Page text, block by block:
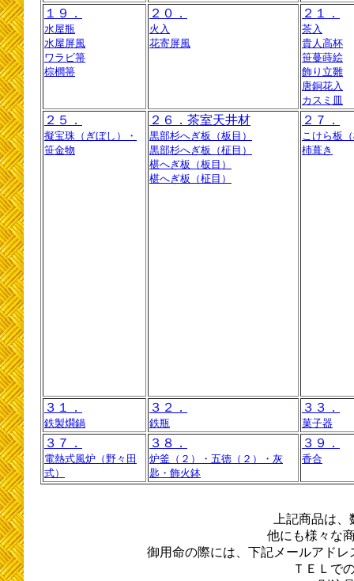
１９．
水屋瓶
水屋屏風
ワラビ箒
棕櫚箒
２０．
火入
花寄屏風
２１．
茶入
貴人高杯
笹蔓蒔絵
飾り立雛
唐銅花入
カスミ皿
２５．
擬宝珠（ぎぼし）・
笹金物
２６．茶室天井材
黒部杉へぎ板（板目）
黒部杉へぎ板（柾目）
椹へぎ板（板目）
椹へぎ板（柾目）
２７．
こけら板
杮葺き
３１．
鉄製燗鍋
３２．
鉄瓶
３３．
菓子器
３７．
電熱式風炉（野々田
式）
３８．
炉釜（２）・五徳（２）・灰
匙・飾火鉢
３９．
香合
上記商品は
他にも様々な
御用命の際には、下記メールアド
ＴＥＬで